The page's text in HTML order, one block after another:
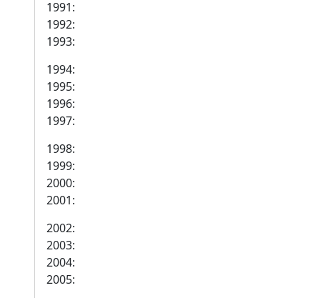
1991:
1992:
1993:
1994:
1995:
1996:
1997:
1998:
1999:
2000:
2001:
2002:
2003:
2004:
2005: